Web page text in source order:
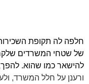
חלפה לה תקופת
של שטחי המשרדים
להישאר כמו שהוא.
ורענן על חלל המשרד,